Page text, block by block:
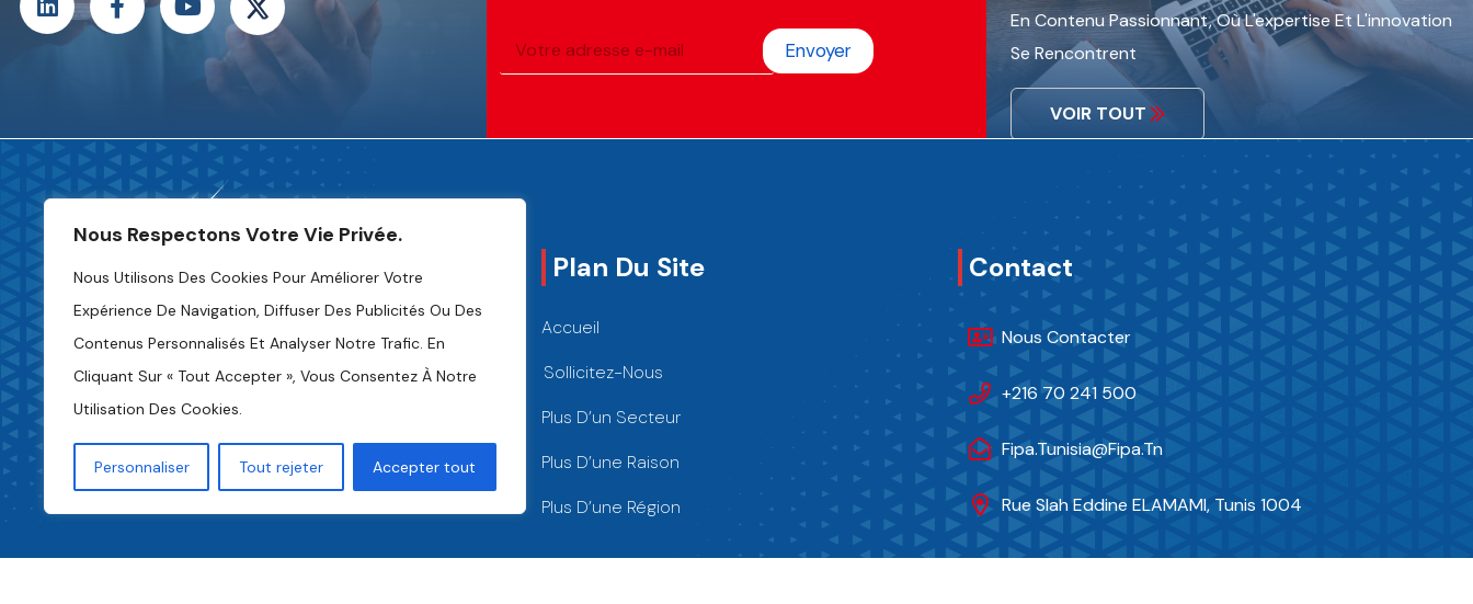
Nous Respectons Votre Vie Privée.
Nous Utilisons Des Cookies Pour Améliorer Votre
Expérience De Navigation, Diffuser Des Publicités Ou Des
Contenus Personnalisés Et Analyser Notre Trafic. En
Cliquant Sur « Tout Accepter », Vous Consentez À Notre
Utilisation Des Cookies.
Personnaliser Tout rejeter Accepter tout
Envoyer
En Contenu Passionnant, Où L'expertise Et L'innovation
Se Rencontrent
VOIR TOUT
Charte De Déontologie
Politique De Confidentialité
Accès À L'information
Plan Du Site
Accueil
Sollicitez-Nous
Plus D’un Secteur
Plus D’une Raison
Plus D’une Région
Contact
Nous Contacter
+216 70 241 500
Fipa.tunisia@fipa.tn
Rue Slah Eddine ELAMAMI, Tunis 1004